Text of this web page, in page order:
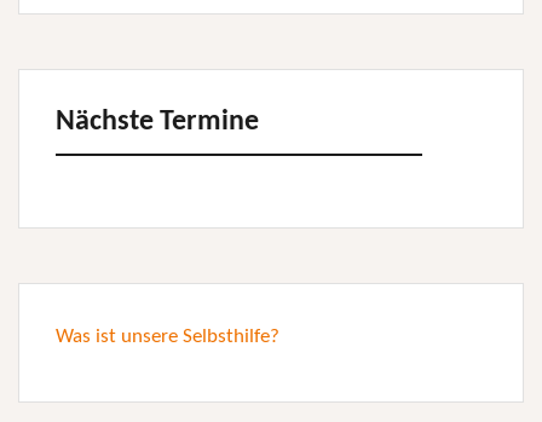
Nächste Termine
Was ist unsere Selbsthilfe?